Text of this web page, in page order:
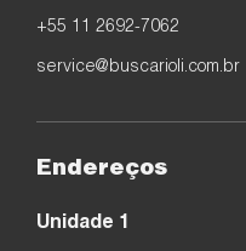
+55 11 2692-7062
service@buscarioli.com.br
Endereços
Unidade 1